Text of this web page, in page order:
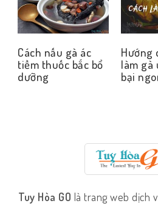
Cách nấu gà ác
tiềm thuốc bắc bổ
dưỡng
Hướng
làm gà
bại
Tuy Hòa GO là trang web dịch